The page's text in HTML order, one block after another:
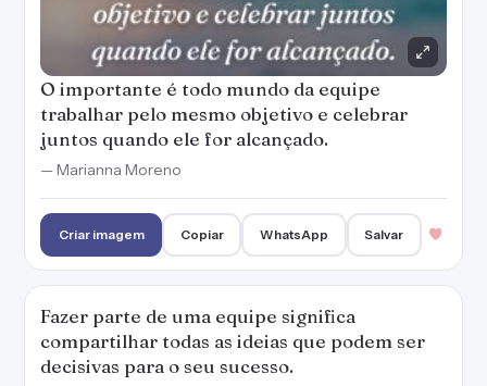
O importante é todo mundo da equipe
trabalhar pelo mesmo objetivo e celebrar
juntos quando ele for alcançado.
— Marianna Moreno
Criar imagem Copiar WhatsApp Salvar
Fazer parte de uma equipe significa
compartilhar todas as ideias que podem ser
decisivas para o seu sucesso.